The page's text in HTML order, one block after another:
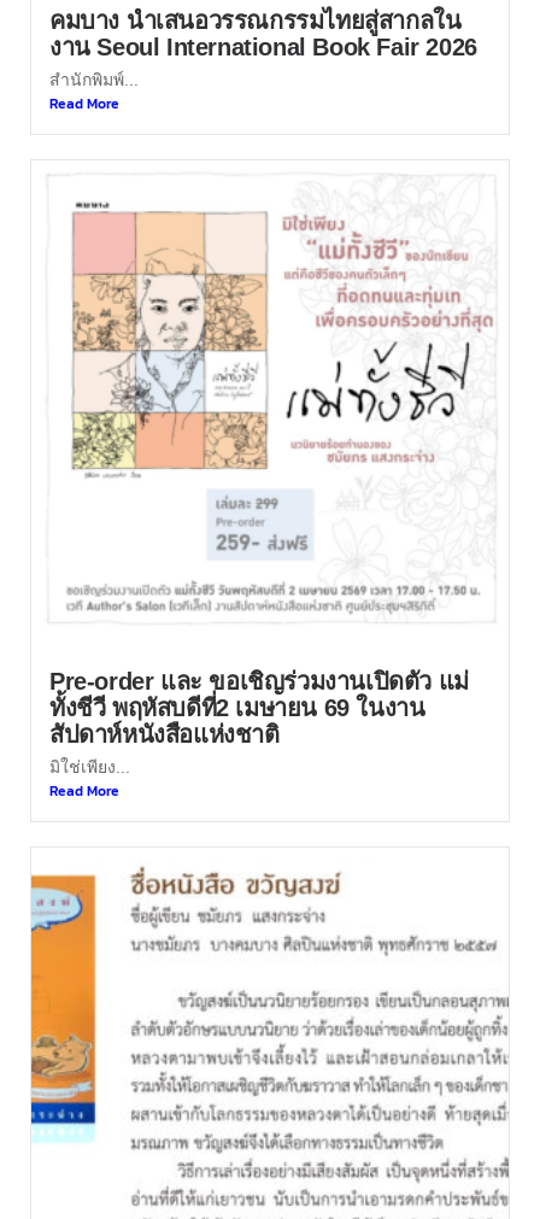
คมบาง นำเสนอวรรณกรรมไทยสู่สากลใน
งาน Seoul International Book Fair 2026
สำนักพิมพ์...
Read More
Pre-order และ ขอเชิญร่วมงานเปิดตัว แม่
ทั้งชีวี พฤหัสบดีที่2 เมษายน 69 ในงาน
สัปดาห์หนังสือแห่งชาติ
มิใช่เพียง...
Read More